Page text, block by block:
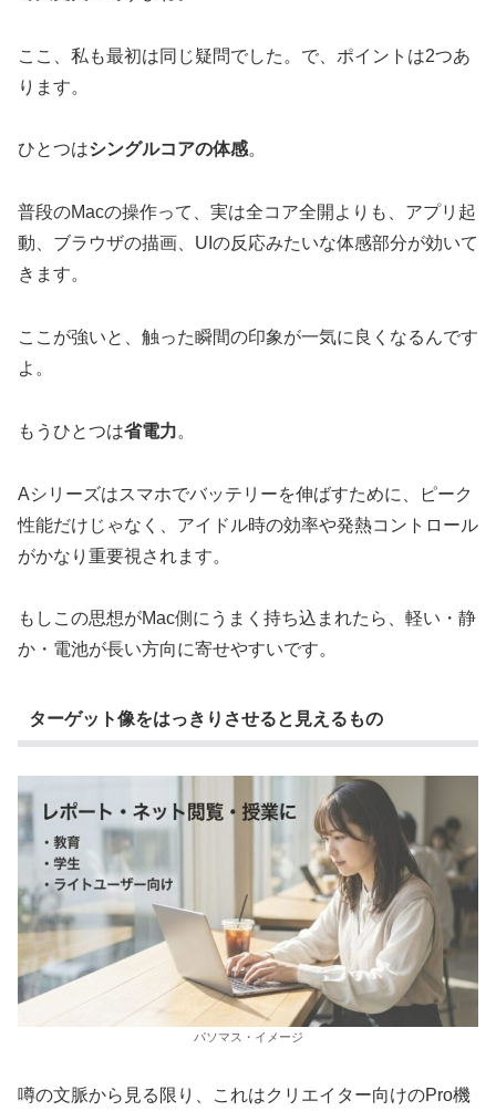
ここ、私も最初は同じ疑問でした。で、ポイントは2つあ
ります。
ひとつはシングルコアの体感。
普段のMacの操作って、実は全コア全開よりも、アプリ起
動、ブラウザの描画、UIの反応みたいな体感部分が効いて
きます。
ここが強いと、触った瞬間の印象が一気に良くなるんです
よ。
もうひとつは省電力。
Aシリーズはスマホでバッテリーを伸ばすために、ピーク
性能だけじゃなく、アイドル時の効率や発熱コントロール
がかなり重要視されます。
もしこの思想がMac側にうまく持ち込まれたら、軽い・静
か・電池が長い方向に寄せやすいです。
ターゲット像をはっきりさせると見えるもの
パソマス・イメージ
噂の文脈から見る限り、これはクリエイター向けのPro機